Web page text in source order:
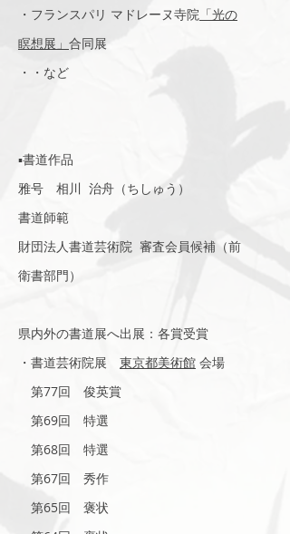
・フランスパリ マドレーヌ寺院​ 「光の
瞑想展」 合同展
・・など
▪️書道作品
雅号 相川 治舟（ちしゅう）
書道師範
財団法人書道芸術院 審査会員候補（前
衛書部門）
県内外の書道展へ出展：各賞受賞
・書道芸術院展 東京都美術館 会場
第77回 俊英賞
第69回 特選
第68回 特選
第67回 秀作
第65回 褒状